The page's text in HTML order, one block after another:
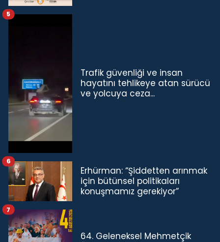
Trafik güvenliği ve insan
hayatını tehlikeye atan sürücü
ve yolcuya ceza...
5
Erhürman: “Şiddetten arınmak
için bütünsel politikaları
konuşmamız gerekiyor”
6
64. Geleneksel Mehmetçik
7